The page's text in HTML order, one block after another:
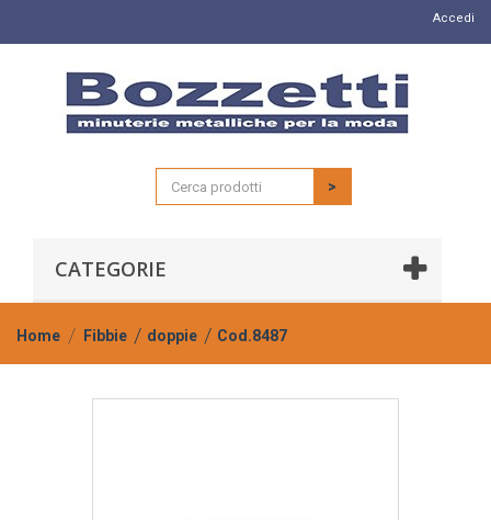
Accedi
>
CATEGORIE
Home Fibbie doppie Cod.8487